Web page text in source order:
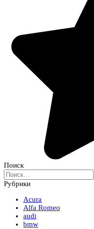
Поиск
Search
for:
Рубрики
Acura
Alfa Romeo
audi
bmw